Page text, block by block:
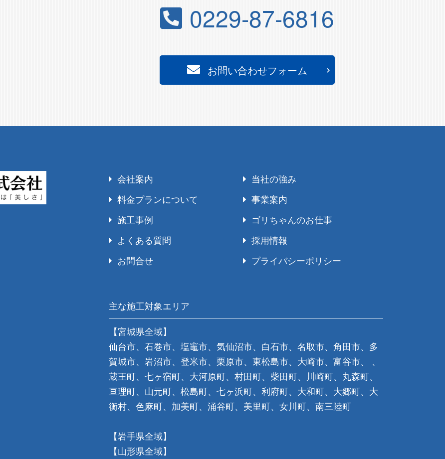
0229-87-6816
お問い合わせフォーム
会社案内
当社の強み
料金プランについて
事業案内
施工事例
ゴリちゃんのお仕事
よくある質問
採用情報
お問合せ
プライバシーポリシー
主な施工対象エリア
【宮城県全域】
仙台市、石巻市、塩竈市、気仙沼市、白石市、名取市、角田市、多
賀城市、岩沼市、登米市、栗原市、東松島市、大崎市、富谷市、 、
蔵王町、七ヶ宿町、大河原町、村田町、柴田町、川崎町、丸森町、
亘理町、山元町、松島町、七ヶ浜町、利府町、大和町、大郷町、大
衡村、色麻町、加美町、涌谷町、美里町、女川町、南三陸町
【岩手県全域】
【山形県全域】